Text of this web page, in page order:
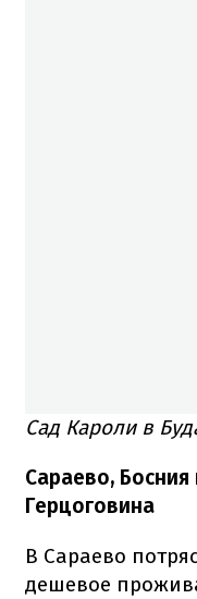
Сад Кароли в
Сараево, Босния
Герцоговина
В Сараево
дешевое